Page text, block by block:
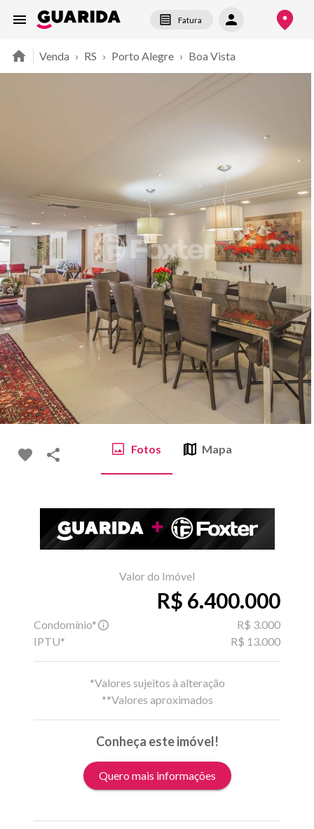
Fatura
Venda › RS › Porto Alegre › Boa Vista
Fotos Mapa
Valor do Imóvel
R$ 6.400.000
Condomínio*
R$ 3.000
IPTU*
R$ 13.000
*Valores sujeitos à alteração
**Valores aproximados
Conheça este imóvel!
Quero mais informações